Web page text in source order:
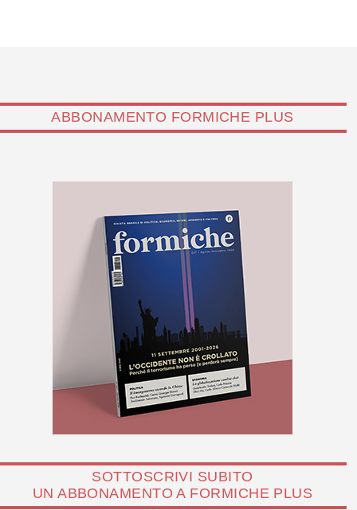
ABBONAMENTO FORMICHE PLUS
SOTTOSCRIVI SUBITO
UN ABBONAMENTO A FORMICHE PLUS